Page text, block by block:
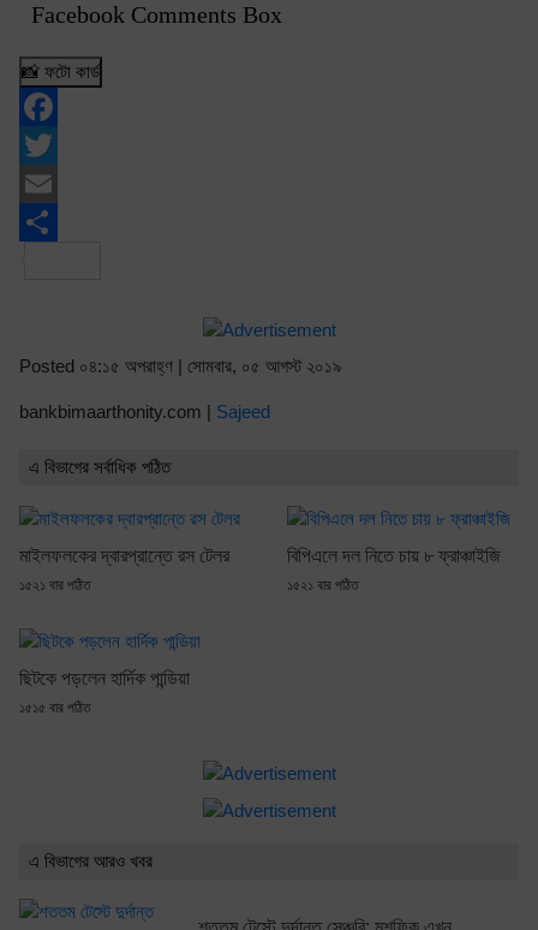
Facebook Comments Box
📸 ফটো কার্ড
Facebook
Twitter
Email
Posted ০৪:১৫ অপরাহ্ণ | সোমবার, ০৫ আগস্ট ২০১৯
bankbimaarthonity.com | Sajeed
এ বিভাগের সর্বাধিক পঠিত
মাইলফলকের দ্বারপ্রান্তে রস টেলর
১৫২১ বার পঠিত
বিপিএলে দল নিতে চায় ৮ ফ্রাঞ্চাইজি
১৫২১ বার পঠিত
ছিটকে পড়লেন হার্দিক পান্ডিয়া
১৫১৫ বার পঠিত
এ বিভাগের আরও খবর